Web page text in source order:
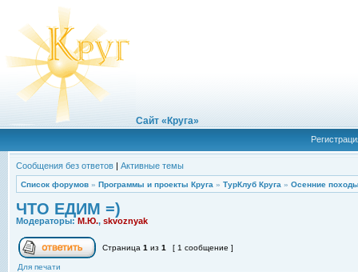
Сайт «Круга»
Сообщения без ответов | Активные темы
Список форумов » Программы и проекты Круга » ТурКлуб Круга » Осенние
ЧТО ЕДИМ =)
Модераторы:М.Ю., skvoznyak
Страница 1 из 1 [ 1 сообщение ]
Для печати